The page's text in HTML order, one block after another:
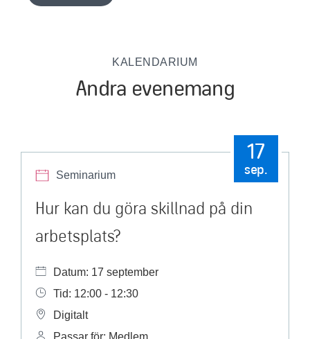
KALENDARIUM
Andra evenemang
Seminarium
17
sep.
Hur kan du göra skillnad på din
arbetsplats?
Datum: 17 september
Tid: 12:00 - 12:30
Digitalt
Passar för: Medlem